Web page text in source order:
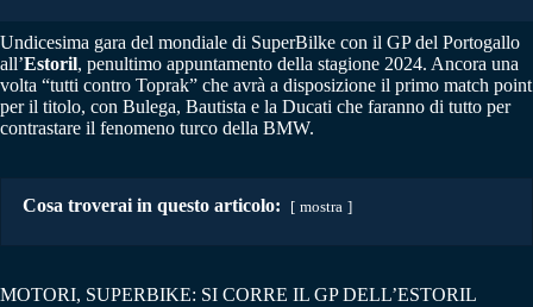
Undicesima gara del mondiale di SuperBilke con il GP del Portogallo
all’Estoril, penultimo appuntamento della stagione 2024. Ancora una
volta “tutti contro Toprak” che avrà a disposizione il primo match point
per il titolo, con Bulega, Bautista e la Ducati che faranno di tutto per
contrastare il fenomeno turco della BMW.
Cosa troverai in questo articolo: mostra
MOTORI, SUPERBIKE: SI CORRE IL GP DELL’ESTORIL